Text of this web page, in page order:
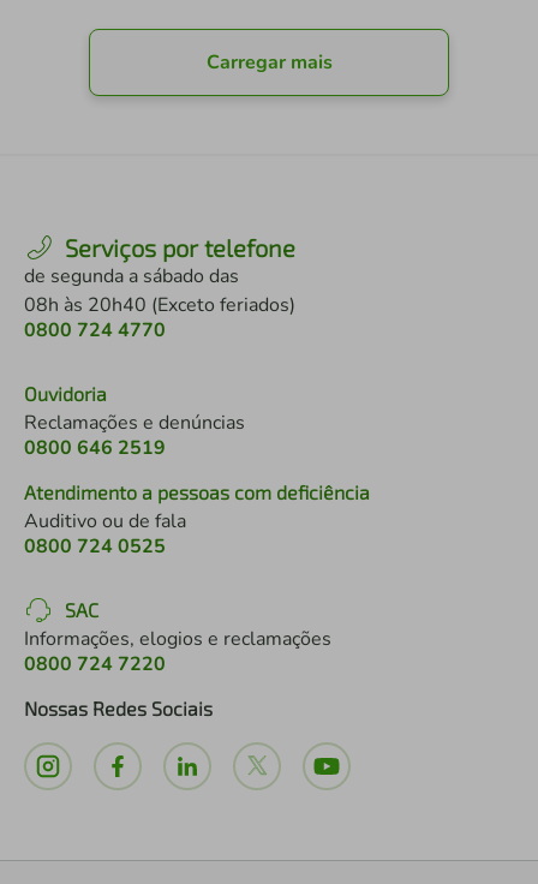
Carregar mais
Serviços por telefone
de segunda a sábado das
08h às 20h40 (Exceto feriados)
0800 724 4770
Ouvidoria
Reclamações e denúncias
0800 646 2519
Atendimento a pessoas com deficiência
Auditivo ou de fala
0800 724 0525
SAC
Informações, elogios e reclamações
0800 724 7220
Nossas Redes Sociais